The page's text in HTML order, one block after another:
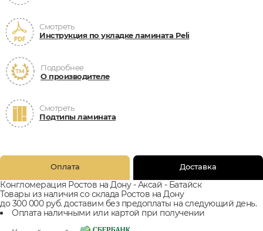
Смотреть
Инструкция по укладке ламината Peli
Подробнее
О производителе
Смотреть
Подтипы ламината
Оплата Доставка
Конгломерация Ростов на Дону - Аксай - Батайск
Товары из наличия со склада Ростов на Дону
до 300 000 руб. доставим без предоплаты на следующий день.
Оплата наличными или картой при получении